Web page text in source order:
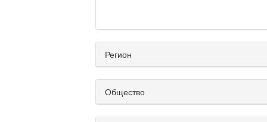
Регион
Общество